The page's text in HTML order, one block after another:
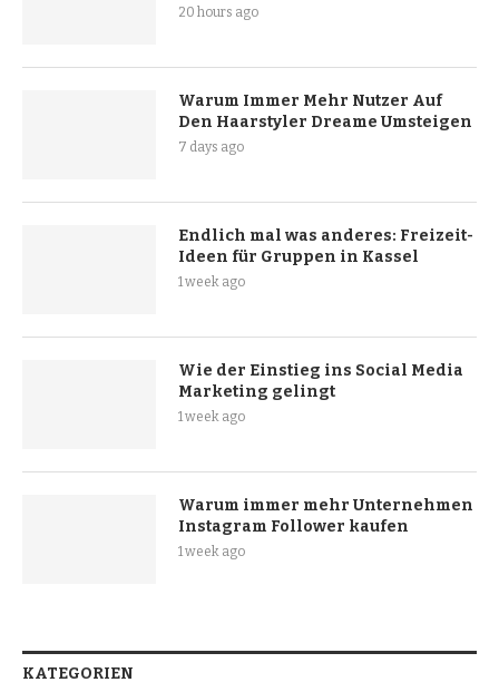
20 hours ago
Warum Immer Mehr Nutzer Auf
Den Haarstyler Dreame Umsteigen
7 days ago
Endlich mal was anderes: Freizeit-
Ideen für Gruppen in Kassel
1 week ago
Wie der Einstieg ins Social Media
Marketing gelingt
1 week ago
Warum immer mehr Unternehmen
Instagram Follower kaufen
1 week ago
KATEGORIEN